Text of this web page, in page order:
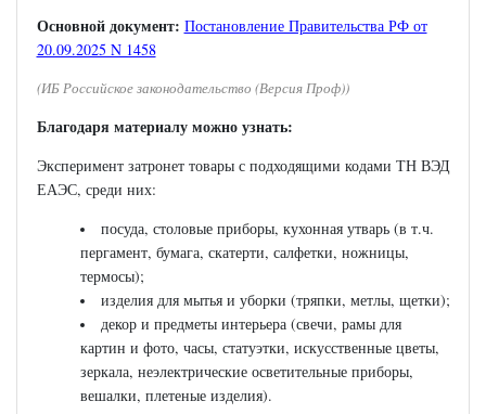
Основной документ: Постановление Правительства РФ от
20.09.2025 N 1458
(ИБ Российское законодательство (Версия Проф))
Благодаря материалу можно узнать:
Эксперимент затронет товары с подходящими кодами ТН ВЭД
ЕАЭС, среди них:
посуда, столовые приборы, кухонная утварь (в т.ч.
пергамент, бумага, скатерти, салфетки, ножницы,
термосы);
изделия для мытья и уборки (тряпки, метлы, щетки);
декор и предметы интерьера (свечи, рамы для
картин и фото, часы, статуэтки, искусственные цветы,
зеркала, неэлектрические осветительные приборы,
вешалки, плетеные изделия).